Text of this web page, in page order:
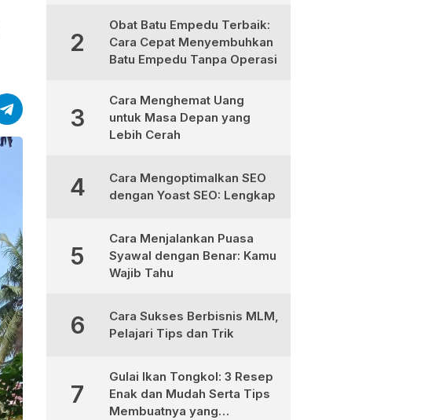
2
Obat Batu Empedu Terbaik:
Cara Cepat Menyembuhkan
Batu Empedu Tanpa Operasi
3
Cara Menghemat Uang
untuk Masa Depan yang
Lebih Cerah
4
Cara Mengoptimalkan SEO
dengan Yoast SEO: Lengkap
5
Cara Menjalankan Puasa
Syawal dengan Benar: Kamu
Wajib Tahu
6
Cara Sukses Berbisnis MLM,
Pelajari Tips dan Trik
7
Gulai Ikan Tongkol: 3 Resep
Enak dan Mudah Serta Tips
Membuatnya yang